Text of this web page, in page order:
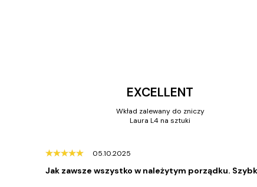
EXCELLENT
Wkład zalewany do zniczy
Laura L4 na sztuki
05.10.2025
Jak zawsze wszystko w należytym porządku.